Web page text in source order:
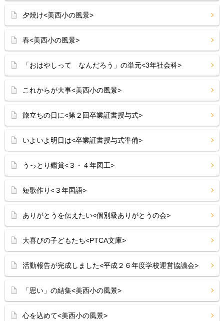
夕焼け<美西小の風景>
春<美西小の風景>
「おはやしって なんだろう」の単元<3年社会科>
これからが大事<美西小の風景>
旅立ちの日に<第２回卒業証書授与式>
いよいよ明日は<卒業証書授与式準備>
うっとり鑑賞<３・４年図工>
短歌作り<３年国語>
ありがとうを伝えたい<個別級ありがとうの会>
大喜びの子どもたち<PTCA文庫>
活動報告が完成しました<平成２６年度学校運営協議会>
「思い」の結集<美西小の風景>
心を込めて<美西小の風景>